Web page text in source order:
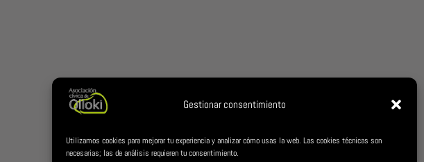
Gestionar consentimiento
Utilizamos cookies para mejorar tu experiencia y analizar cómo usas la web. Las cookies técnicas son
necesarias; las de análisis requieren tu consentimiento.